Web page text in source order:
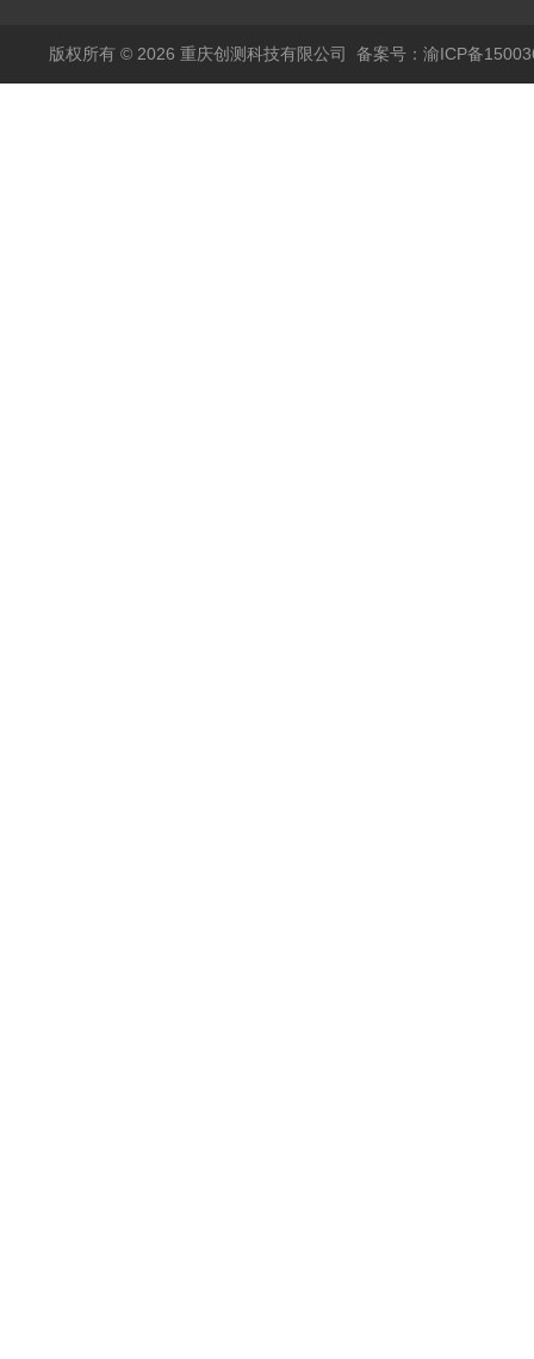
版权所有 © 2026 重庆创测科技有限公司 备案号：渝ICP备